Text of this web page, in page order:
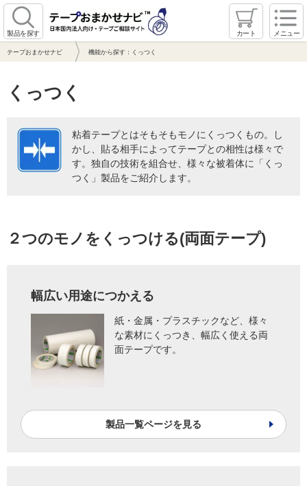
製品を探す カート メニュー
テープおまかせナビ 機能から探す：くっつく
くっつく
粘着テープとはそもそもモノにくっつくもの。し
かし、貼る相手によってテープとの相性は様々で
す。独自の技術を組合せ、様々な被着体に「くっ
つく」製品をご紹介します。
２つのモノをくっつける(両面テープ)
幅広い用途につかえる
紙・金属・プラスチックなど、様々
な素材にくっつき、幅広く使える両
面テープです。
製品一覧ページを見る